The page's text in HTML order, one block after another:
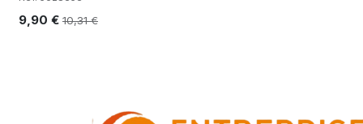
9,90 € 10,31€